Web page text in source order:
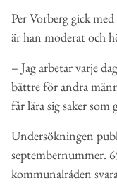
Per Vorberg gick
är han moderat och
– Jag arbetar varje
bättre för andra
får lära sig saker
Undersökningen
septembernummer.
kommunalråden